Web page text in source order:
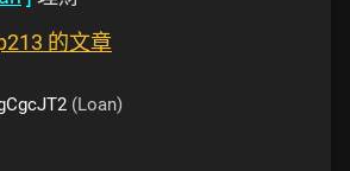
的文章
(Loan)